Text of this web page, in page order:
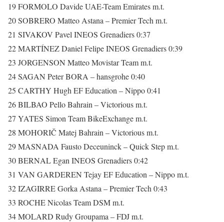
19 FORMOLO Davide UAE-Team Emirates m.t.
20 SOBRERO Matteo Astana – Premier Tech m.t.
21 SIVAKOV Pavel INEOS Grenadiers 0:37
22 MARTÍNEZ Daniel Felipe INEOS Grenadiers 0:39
23 JORGENSON Matteo Movistar Team m.t.
24 SAGAN Peter BORA – hansgrohe 0:40
25 CARTHY Hugh EF Education – Nippo 0:41
26 BILBAO Pello Bahrain – Victorious m.t.
27 YATES Simon Team BikeExchange m.t.
28 MOHORIČ Matej Bahrain – Victorious m.t.
29 MASNADA Fausto Deceuninck – Quick Step m.t.
30 BERNAL Egan INEOS Grenadiers 0:42
31 VAN GARDEREN Tejay EF Education – Nippo m.t.
32 IZAGIRRE Gorka Astana – Premier Tech 0:43
33 ROCHE Nicolas Team DSM m.t.
34 MOLARD Rudy Groupama – FDJ m.t.